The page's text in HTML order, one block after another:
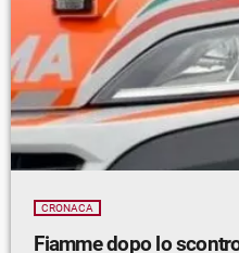
CRONACA
Fiamme dopo lo